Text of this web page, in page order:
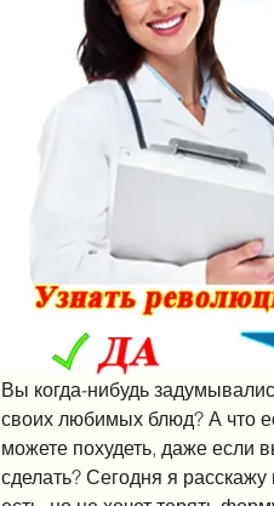
Вы когда-нибудь
своих любимых блюд? А что
можете похудеть, даже если
сделать? Сегодня я